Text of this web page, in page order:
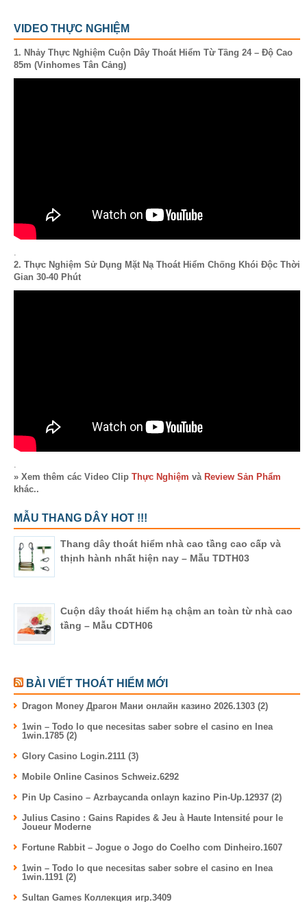
VIDEO THỰC NGHIỆM
1. Nhảy Thực Nghiệm Cuộn Dây Thoát Hiểm Từ Tầng 24 – Độ Cao
85m (Vinhomes Tân Cảng)
.
2. Thực Nghiệm Sử Dụng Mặt Nạ Thoát Hiểm Chống Khói Độc Thời
Gian 30-40 Phút
.
» Xem thêm các Video Clip Thực Nghiệm và Review Sản Phẩm
khác..
MẪU THANG DÂY HOT !!!
Thang dây thoát hiểm nhà cao tầng cao cấp và
thịnh hành nhất hiện nay – Mẫu TDTH03
Cuộn dây thoát hiểm hạ chậm an toàn từ nhà cao
tầng – Mẫu CDTH06
BÀI VIẾT THOÁT HIỂM MỚI
Dragon Money Драгон Мани онлайн казино 2026.1303 (2)
1win – Todo lo que necesitas saber sobre el casino en lnea
1win.1785 (2)
Glory Casino Login.2111 (3)
Mobile Online Casinos Schweiz.6292
Pin Up Casino – Azrbaycanda onlayn kazino Pin-Up.12937 (2)
Julius Casino : Gains Rapides & Jeu à Haute Intensité pour le
Joueur Moderne
Fortune Rabbit – Jogue o Jogo do Coelho com Dinheiro.1607
1win – Todo lo que necesitas saber sobre el casino en lnea
1win.1191 (2)
Sultan Games Коллекция игр.3409